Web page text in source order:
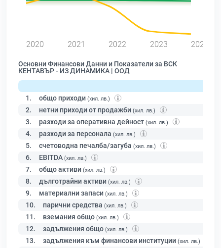
2020 2021 2022 2023 2024
Основни Финансови Данни и Показатели за ВСК
КЕНТАВЪР - ИЗ ДИНАМИКА | ООД
1. общо приходи (хил. лв.)
2. нетни приходи от продажби (хил. лв.)
3. разходи за оперативна дейност (хил. лв.)
4. разходи за персонала (хил. лв.)
5. счетоводна печалба/загуба (хил. лв.)
6. EBITDA (хил. лв.)
7. общо активи (хил. лв.)
8. дълготрайни активи (хил. лв.)
9. материални запаси (хил. лв.)
10. парични средства (хил. лв.)
11. вземания общо (хил. лв.)
12. задължения общо (хил. лв.)
13. задължения към финансови институции (хил. лв.)